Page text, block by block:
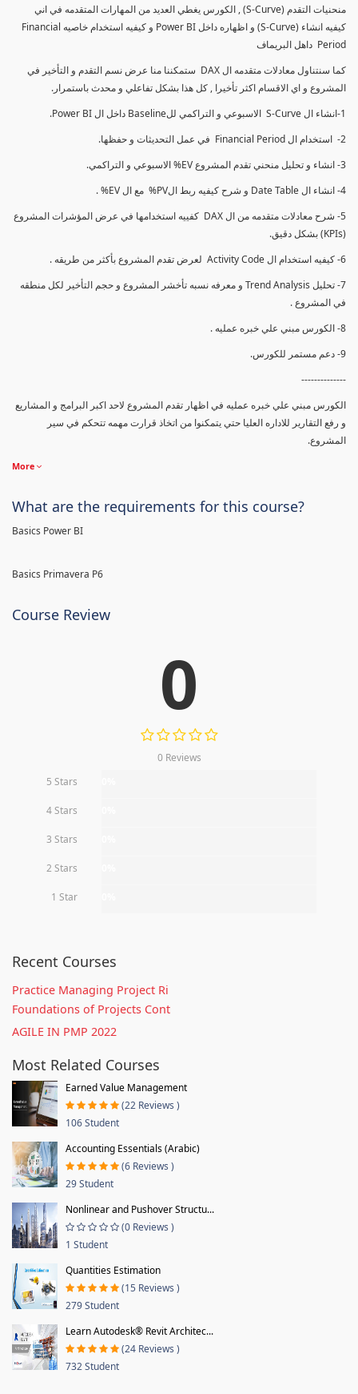
منحنيات التقدم (S-Curve) , الكورس يغطي العديد من المهارات المتقدمه في اني
كيفيه انشاء (S-Curve) و اظهاره داخل Power BI و كيفيه استخدام خاصيه Financial
Period داهل البريماف
كما سنتناول معادلات متقدمه ال DAX ستمكننا منا عرض نسم التقدم و التأخير في
المشروع و اي الاقسام اكثر تأخيرا , كل هذا بشكل تفاعلي و محدث باستمرار.
1-انشاء ال S-Curve الاسبوعي و التراكمي للBaseline داخل ال Power BI.
2- استخدام ال Financial Period في عمل التحديثات و حفظها.
3- انشاء و تحليل منحني تقدم المشروع EV% الاسبوعي و التراكمي.
4- انشاء ال Date Table و شرح كيفيه ربط الPV% مع ال EV% .
5- شرح معادلات متقدمه من ال DAX كفييه استخدامها في عرض المؤشرات المشروع
(KPIs) بشكل دقيق.
6- كيفيه استخدام ال Activity Code لعرض تقدم المشروع بأكثر من طريقه .
7- تحليل Trend Analysis و معرفه نسبه تأخشر المشروع و حجم التأخير لكل منطقه
في المشروع .
8- الكورس مبني علي خبره عمليه .
9- دعم مستمر للكورس.
--------------
الكورس مبني علي خبره عمليه في اظهار تقدم المشروع لاحد اكبر البرامج و المشاريع
و رفع التقارير للاداره العليا حتي يتمكنوا من اتخاذ قرارت مهمه تتحكم في سير
المشروع.
More
What are the requirements for this course?
Basics Power BI
Basics Primavera P6
Course Review
0
0 Reviews
5 Stars
4 Stars
3 Stars
2 Stars
1 Star
Recent Courses
Practice Managing Project Ri
Foundations of Projects Cont
AGILE IN PMP 2022
Most Related Courses
Earned Value Management
(22 Reviews )
106 Student
Accounting Essentials (Arabic)
(6 Reviews )
29 Student
Nonlinear and Pushover Structu...
(0 Reviews )
1 Student
Quantities Estimation
(15 Reviews )
279 Student
Learn Autodesk® Revit Architec...
(24 Reviews )
732 Student